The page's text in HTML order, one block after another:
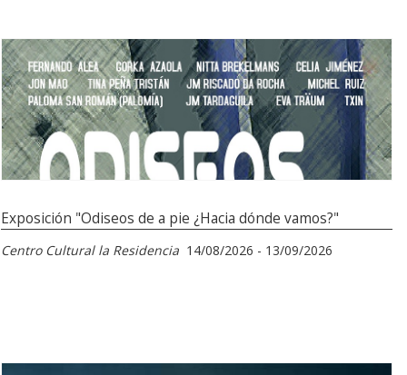
Exposición "Odiseos de a pie ¿Hacia dónde vamos?"
Centro Cultural la Residencia 14/08/2026 - 13/09/2026